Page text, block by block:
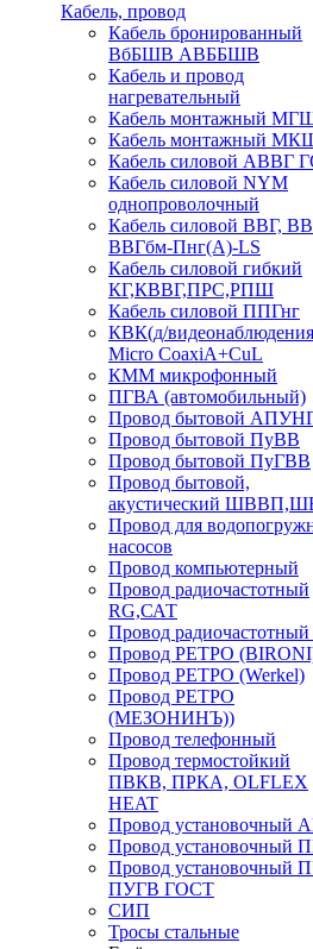
Кабель, провод
Кабель бронированный
ВбБШВ АВББШВ
Кабель и провод
нагревательный
Кабель монтажный
Кабель монтажный
Кабель силовой АВВГ
Кабель силовой NYM
однопроволочный
Кабель силовой ВВГ,
ВВГбм-Пнг(А)-LS
Кабель силовой гибкий
КГ,КВВГ,ПРС,РПШ
Кабель силовой ППГнг
КВК(д/
Micro CoaxiA+CuL
КММ микрофонный
ПГВА (автомобильный)
Провод бытовой
Провод бытовой ПуВВ
Провод бытовой ПуГВВ
Провод бытовой,
акустический
Провод для
насосов
Провод компьютерный
Провод радиочастотный
RG,САТ
Провод
Провод РЕТРО
Провод РЕТРО (Werkel)
Провод РЕТРО
(МЕЗОНИНЪ))
Провод телефонный
Провод термостойкий
ПВКВ, ПРКА, OLFLEX
HEAT
Провод установочный
Провод установочный
Провод установочный
ПУГВ ГОСТ
СИП
Тросы стальные